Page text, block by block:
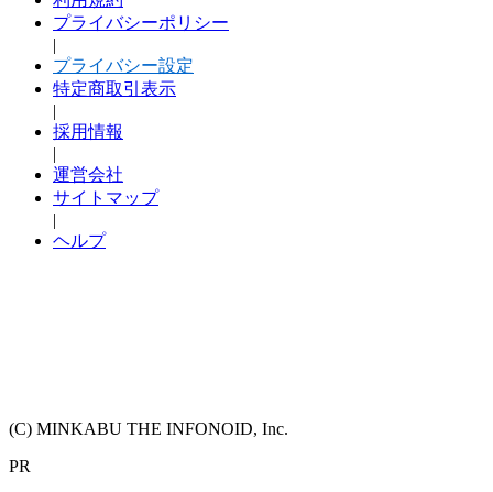
プライバシーポリシー
|
プライバシー設定
特定商取引表示
|
採用情報
|
運営会社
サイトマップ
|
ヘルプ
(C) MINKABU THE INFONOID, Inc.
PR